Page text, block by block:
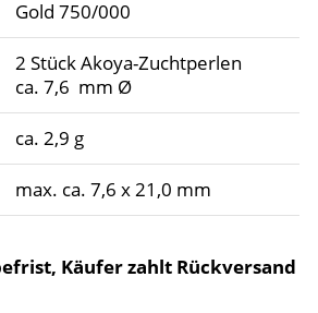
Gold 750/000
2 Stück Akoya-Zuchtperlen
ca. 7,6 mm Ø
ca. 2,9 g
max. ca. 7,6 x 21,0 mm
Käufer zahlt Rückversand